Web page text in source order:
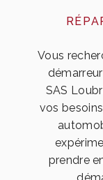
Vous
SAS
vos
prendre